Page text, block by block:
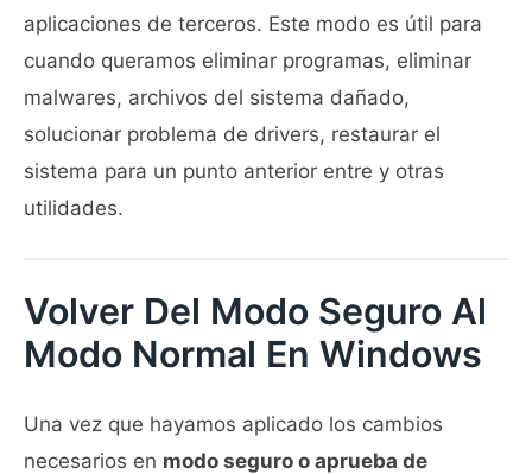
aplicaciones de terceros. Este modo es útil para
cuando queramos eliminar programas, eliminar
malwares, archivos del sistema dañado,
solucionar problema de drivers, restaurar el
sistema para un punto anterior entre y otras
utilidades.
Volver Del Modo Seguro Al
Modo Normal En Windows
Una vez que hayamos aplicado los cambios
necesarios en modo seguro o aprueba de